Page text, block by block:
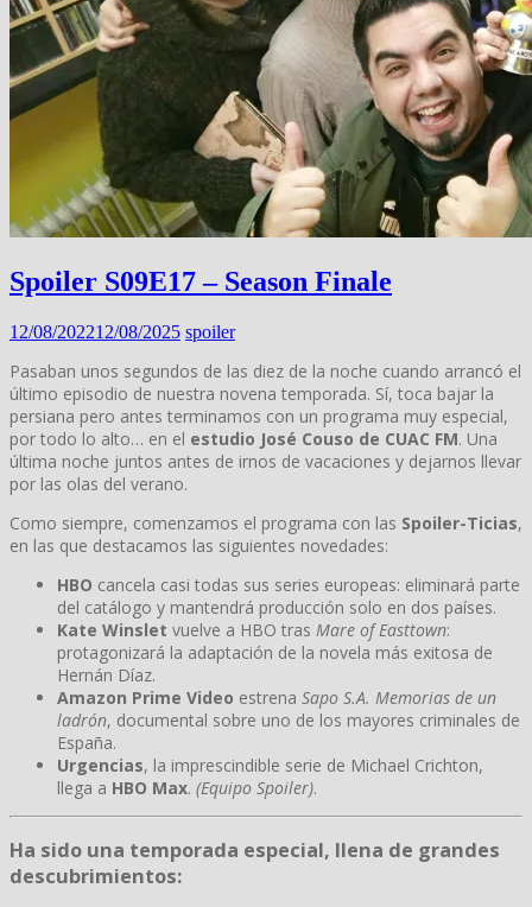
Spoiler S09E17 – Season Finale
12/08/202212/08/2025 spoiler
Pasaban unos segundos de las diez de la noche cuando arrancó el
último episodio de nuestra novena temporada. Sí, toca bajar la
persiana pero antes terminamos con un programa muy especial,
por todo lo alto… en el estudio José Couso de CUAC FM. Una
última noche juntos antes de irnos de vacaciones y dejarnos llevar
por las olas del verano.
Como siempre, comenzamos el programa con las Spoiler-Ticias,
en las que destacamos las siguientes novedades:
HBO cancela casi todas sus series europeas: eliminará parte
del catálogo y mantendrá producción solo en dos países.
Kate Winslet vuelve a HBO tras Mare of Easttown:
protagonizará la adaptación de la novela más exitosa de
Hernán Díaz.
Amazon Prime Video estrena Sapo S.A. Memorias de un
ladrón, documental sobre uno de los mayores criminales de
España.
Urgencias, la imprescindible serie de Michael Crichton,
llega a HBO Max. (Equipo Spoiler).
Ha sido una temporada especial, llena de grandes
descubrimientos: